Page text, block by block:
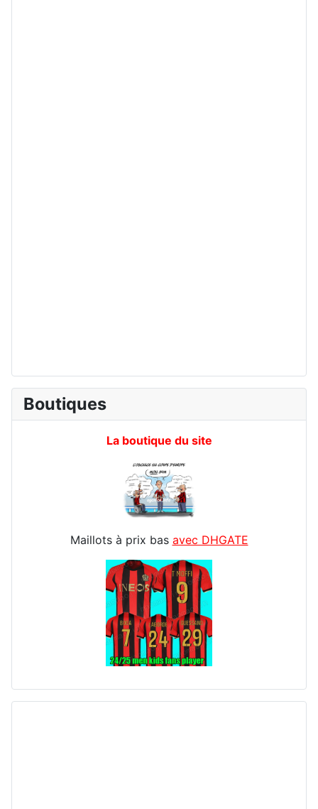
Boutiques
La boutique du site
Maillots à prix bas avec DHGATE